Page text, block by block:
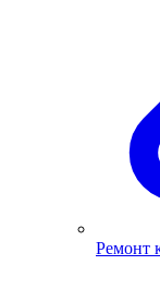
Ремонт